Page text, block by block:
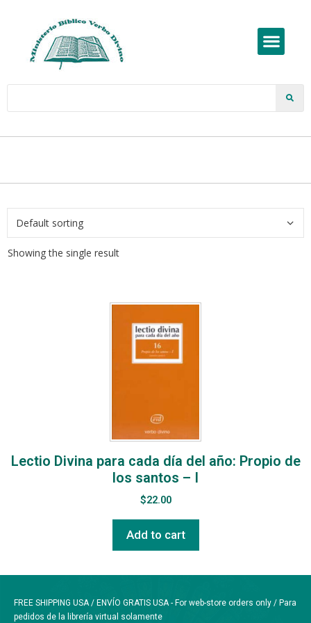
Showing the single result
Lectio Divina para cada día del año: Propio de
los santos – I
$22.00
Add to cart
FREE SHIPPING USA / ENVÍO GRATIS USA - For web-store orders only / Para
pedidos de la librería virtual solamente